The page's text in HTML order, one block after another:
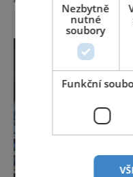
Dokonce tu
Ne že by tu
nevšimne, ani se
Nezbytně
nutné
soubory
Funkční